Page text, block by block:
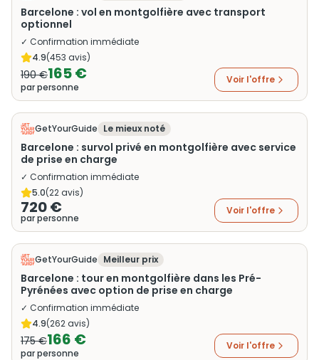
Barcelone : vol en montgolfière avec transport
optionnel
✓ Confirmation immédiate
4.9(453 avis)
190 €165 €
par personne
Voir l'offre
GetYourGuide Le mieux noté
Barcelone : survol privé en montgolfière avec service
de prise en charge
✓ Confirmation immédiate
5.0(22avis)
720 €
par personne
Voir l'offre
GetYourGuide Meilleur prix
Barcelone : tour en montgolfière dans les Pré-
Pyrénées avec option de prise en charge
✓ Confirmation immédiate
4.9(262avis)
175 €166 €
par personne
Voir l'offre